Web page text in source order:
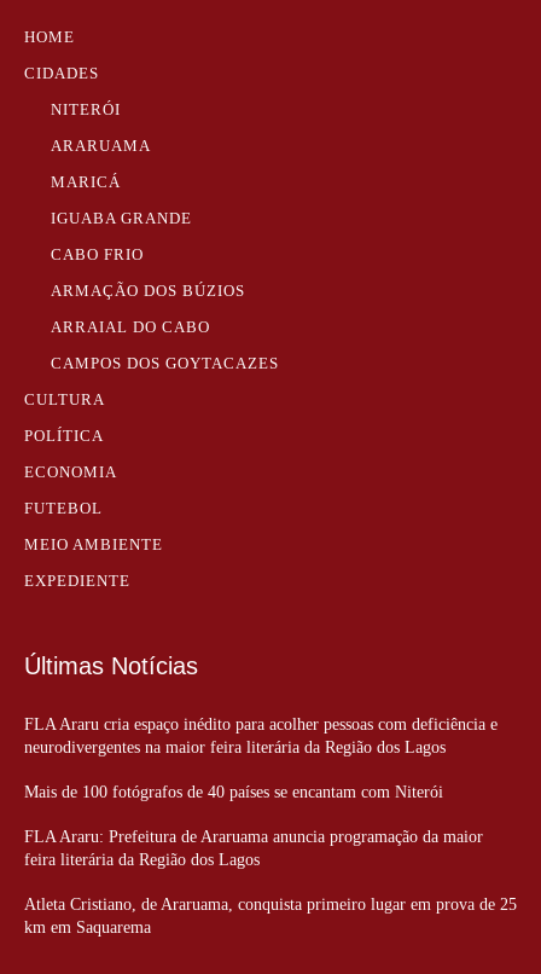
HOME
CIDADES
NITERÓI
ARARUAMA
MARICÁ
IGUABA GRANDE
CABO FRIO
ARMAÇÃO DOS BÚZIOS
ARRAIAL DO CABO
CAMPOS DOS GOYTACAZES
CULTURA
POLÍTICA
ECONOMIA
FUTEBOL
MEIO AMBIENTE
EXPEDIENTE
Últimas Notícias
FLA Araru cria espaço inédito para acolher pessoas com deficiência e
neurodivergentes na maior feira literária da Região dos Lagos
Mais de 100 fotógrafos de 40 países se encantam com Niterói
FLA Araru: Prefeitura de Araruama anuncia programação da maior
feira literária da Região dos Lagos
Atleta Cristiano, de Araruama, conquista primeiro lugar em prova de 25
km em Saquarema